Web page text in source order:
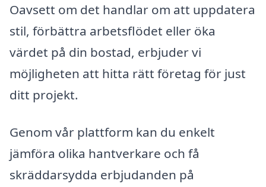
Oavsett om det handlar om att uppdatera
stil, förbättra arbetsflödet eller öka
värdet på din bostad, erbjuder vi
möjligheten att hitta rätt företag för just
ditt projekt.
Genom vår plattform kan du enkelt
jämföra olika hantverkare och få
skräddarsydda erbjudanden på